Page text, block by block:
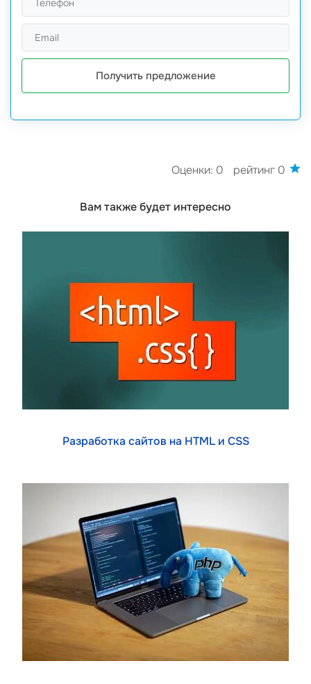
Получить предложение
Оценки: 0 рейтинг 0
Вам также будет интересно
Разработка сайтов на HTML и CSS